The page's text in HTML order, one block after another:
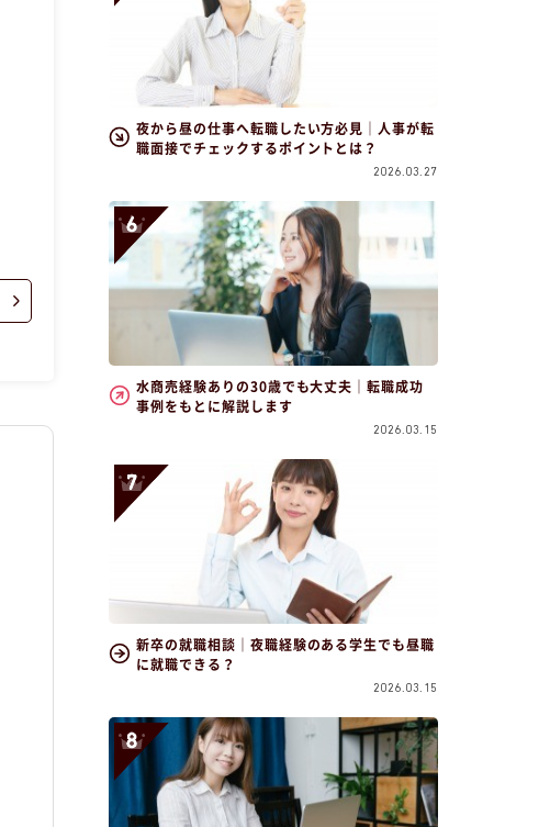
夜から昼の仕事へ転職したい方必見｜人事が転
職面接でチェックするポイントとは？
2026.03.27
水商売経験ありの30歳でも大丈夫｜転職成功
事例をもとに解説します
2026.03.15
新卒の就職相談｜夜職経験のある学生でも昼職
に就職できる？
2026.03.15